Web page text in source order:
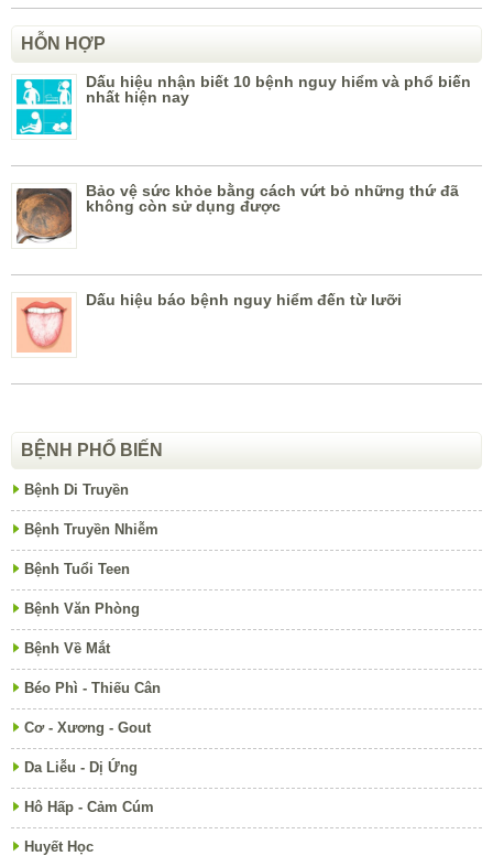
HỖN HỢP
Dấu hiệu nhận biết 10 bệnh nguy hiểm và phổ biến
nhất hiện nay
Bảo vệ sức khỏe bằng cách vứt bỏ những thứ đã
không còn sử dụng được
Dấu hiệu báo bệnh nguy hiểm đến từ lưỡi
BỆNH PHỔ BIẾN
Bệnh Di Truyền
Bệnh Truyền Nhiễm
Bệnh Tuổi Teen
Bệnh Văn Phòng
Bệnh Về Mắt
Béo Phì - Thiếu Cân
Cơ - Xương - Gout
Da Liễu - Dị Ứng
Hô Hấp - Cảm Cúm
Huyết Học